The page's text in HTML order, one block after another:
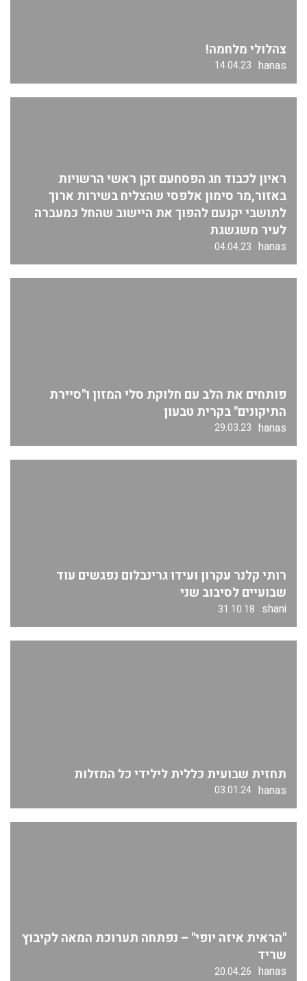
צהלולי מלחמה!
hanas
14.04.23
ראיון לכבוד חג הפסחעם זקן ראשי הרשויות
באזור,מר סימון אלפסי שהצליח בשירות ארוך
לתושבי יקנעם להפוך את היישוב שהחל כמעברה
לעיר משגשגת
hanas
04.04.23
פותחים את הלב עם חלוקת סלי המזון ו"סיירת
התיקונים" בקרית טבעון
hanas
29.03.23
רותי קלנר עקרון ועידו גרינבלום נפגשים עוד
שבועיים לסיבוב שני
shani
31.10.18
תחזית שבועית כללית לילידי כל המזלות
hanas
03.01.24
"הראית איזה יופי" – נפתחה תערוכת המאה לקיבוץ
שריד
hanas
20.04.26